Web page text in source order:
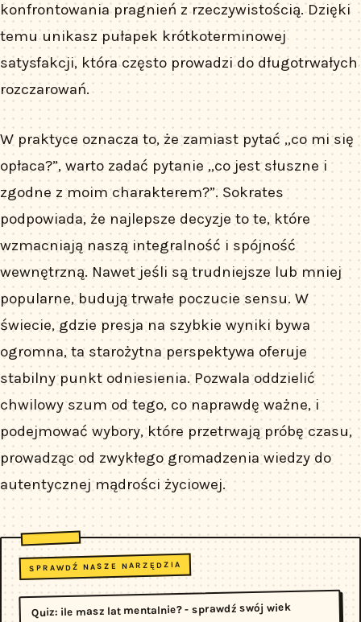
konfrontowania pragnień z rzeczywistością. Dzięki
temu unikasz pułapek krótkoterminowej
satysfakcji, która często prowadzi do długotrwałych
rozczarowań.
W praktyce oznacza to, że zamiast pytać „co mi się
opłaca?”, warto zadać pytanie „co jest słuszne i
zgodne z moim charakterem?”. Sokrates
podpowiada, że najlepsze decyzje to te, które
wzmacniają naszą integralność i spójność
wewnętrzną. Nawet jeśli są trudniejsze lub mniej
popularne, budują trwałe poczucie sensu. W
świecie, gdzie presja na szybkie wyniki bywa
ogromna, ta starożytna perspektywa oferuje
stabilny punkt odniesienia. Pozwala oddzielić
chwilowy szum od tego, co naprawdę ważne, i
podejmować wybory, które przetrwają próbę czasu,
prowadząc od zwykłego gromadzenia wiedzy do
autentycznej mądrości życiowej.
SPRAWDŹ NASZE NARZĘDZIA
Quiz: ile masz lat mentalnie? - sprawdź swój wiek